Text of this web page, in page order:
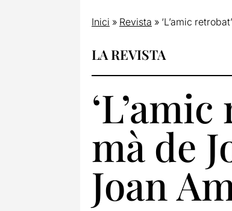
Inici » Revista » ‘L’amic
LA REVISTA
mà de
Joan